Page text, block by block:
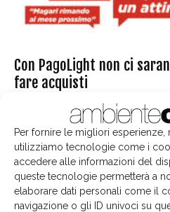
Per fornire le migliori esperienze,
utilizziamo tecnologie come i
accedere alle informazioni del
queste tecnologie permetterà a
elaborare dati personali come il
navigazione o gli ID univoci su
Con PagoLight non ci
fare acquisti
Edicola